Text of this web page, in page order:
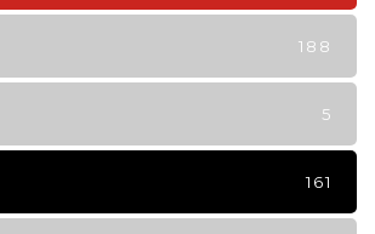
188
5
161